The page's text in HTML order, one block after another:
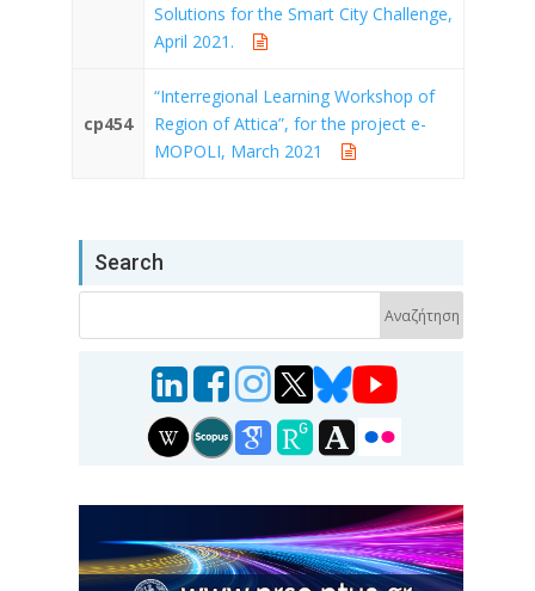
Solutions for the Smart City Challenge,
April 2021.
cp454
“Interregional Learning Workshop of
Region of Attica”, for the project e-
MOPOLI, March 2021
Search